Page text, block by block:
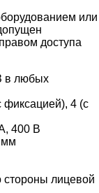
или
доступа
в любых
фиксацией), 4 (с
400 В
мм
лицевой